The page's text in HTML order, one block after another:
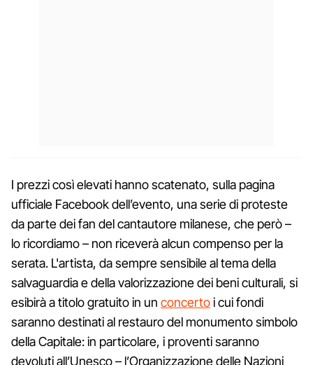
I prezzi così elevati hanno scatenato, sulla pagina
ufficiale Facebook dell’evento, una serie di proteste
da parte dei fan del cantautore milanese, che però –
lo ricordiamo – non riceverà alcun compenso per la
serata. L'artista, da sempre sensibile al tema della
salvaguardia e della valorizzazione dei beni culturali, si
esibirà a titolo gratuito in un concertoi cui fondi
saranno destinati al restauro del monumento simbolo
della Capitale: in particolare, i proventi saranno
devoluti all’Unesco – l’Organizzazione delle Nazioni